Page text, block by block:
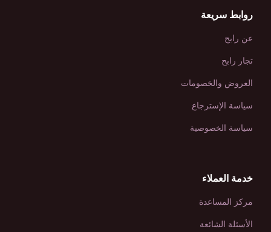
روابط سريعة
عن رابح
تجار رابح
العروض والخصومات
سياسة الإسترجاع
سياسة الخصوصية
خدمة العملاء
مركز المساعدة
الأسئلة الشائعة